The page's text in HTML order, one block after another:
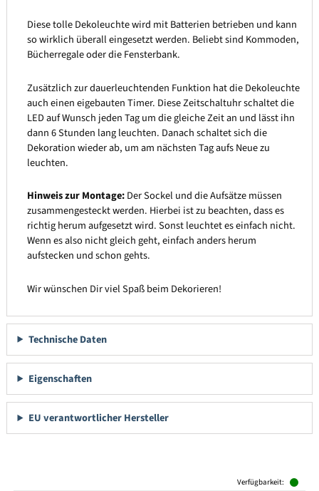
Diese tolle Dekoleuchte wird mit Batterien betrieben und kann
so wirklich überall eingesetzt werden. Beliebt sind Kommoden,
Bücherregale oder die Fensterbank.
Zusätzlich zur dauerleuchtenden Funktion hat die Dekoleuchte
auch einen eigebauten Timer. Diese Zeitschaltuhr schaltet die
LED auf Wunsch jeden Tag um die gleiche Zeit an und lässt ihn
dann 6 Stunden lang leuchten. Danach schaltet sich die
Dekoration wieder ab, um am nächsten Tag aufs Neue zu
leuchten.
Hinweis zur Montage:Der Sockel und die Aufsätze müssen
zusammengesteckt werden. Hierbei ist zu beachten, dass es
richtig herum aufgesetzt wird. Sonst leuchtet es einfach nicht.
Wenn es also nicht gleich geht, einfach anders herum
aufstecken und schon gehts.
Wir wünschen Dir viel Spaß beim Dekorieren!
Technische Daten
Eigenschaften
EU verantwortlicher Hersteller
Verfügbarkeit: